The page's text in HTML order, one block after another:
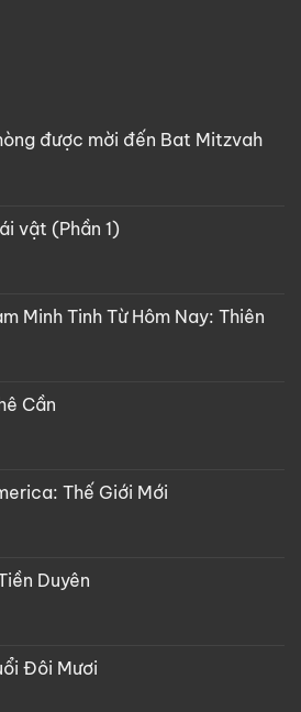
được mời đến Bat Mitzvah
vật (Phần 1)
Minh Tinh Từ Hôm Nay: Thiên
Cần
Thế Giới Mới
Duyên
Đôi Mươi